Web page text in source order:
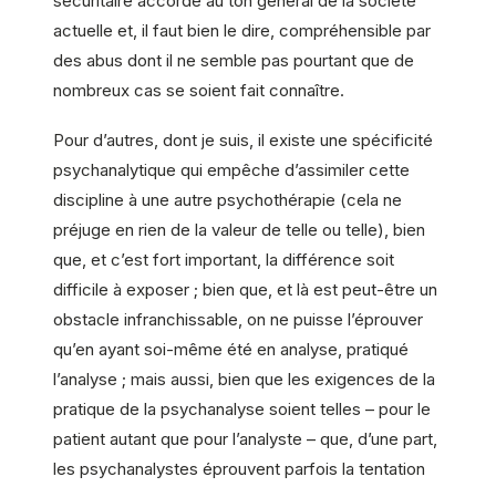
actuelle et, il faut bien le dire, compréhensible par
des abus dont il ne semble pas pourtant que de
nombreux cas se soient fait connaître.
Pour d’autres, dont je suis, il existe une spécificité
psychanalytique qui empêche d’assimiler cette
discipline à une autre psychothérapie (cela ne
préjuge en rien de la valeur de telle ou telle), bien
que, et c’est fort important, la différence soit
difficile à exposer ; bien que, et là est peut-être un
obstacle infranchissable, on ne puisse l’éprouver
qu’en ayant soi-même été en analyse, pratiqué
l’analyse ; mais aussi, bien que les exigences de la
pratique de la psychanalyse soient telles – pour le
patient autant que pour l’analyste – que, d’une part,
les psychanalystes éprouvent parfois la tentation